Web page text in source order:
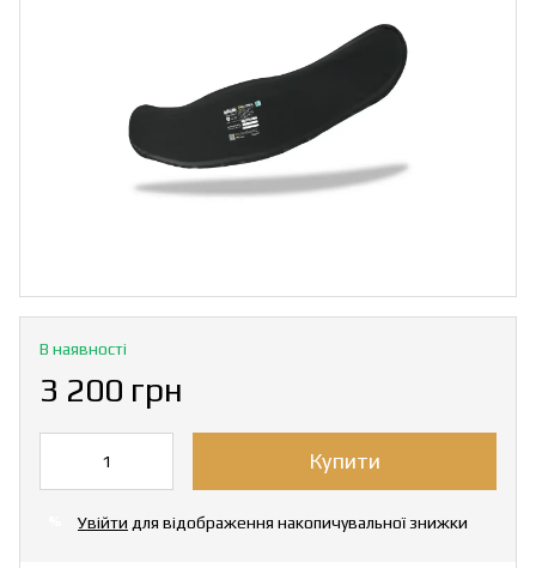
В наявності
3 200 грн
Купити
Увійти для відображення накопичувальної знижки